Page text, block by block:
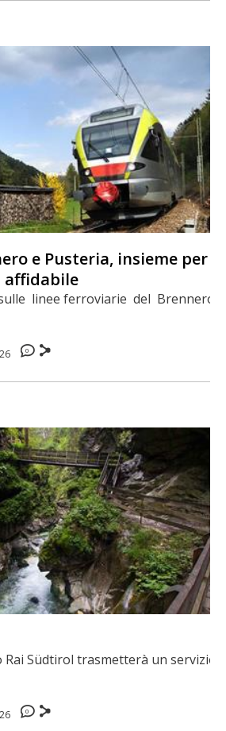
e Pusteria, insieme per
affidabile
linee ferroviarie del Brennero
0
Südtirol trasmetterà un servizio
0